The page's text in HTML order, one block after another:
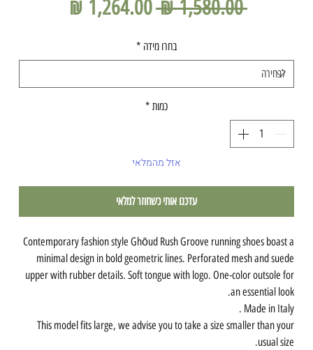
‏1,580.00 ‏₪
מחיר
רגילבחרו מידה *
כמות *
אזל מהמלאי
עדכנו אותי כשחוזר למלאי
Contemporary fashion style Ghōud Rush Groove running shoes boast a
minimal design in bold geometric lines. Perforated mesh and suede
upper with rubber details. Soft tongue with logo. One-color outsole for
an essential look.
Made in Italy .
This model fits large, we advise you to take a size smaller than your
usual size.